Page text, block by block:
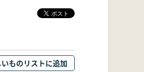
ものリストに追加